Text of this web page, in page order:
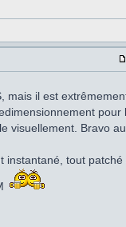
mais il est
pour
visuellement. Bravo
instantané, tout